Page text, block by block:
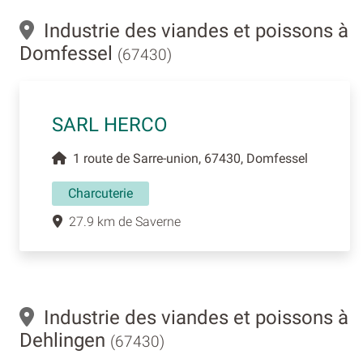
Industrie des viandes et poissons à
Domfessel
(67430)
SARL HERCO
1 route de Sarre-union, 67430, Domfessel
Charcuterie
27.9 km de Saverne
Industrie des viandes et poissons à
Dehlingen (67430)